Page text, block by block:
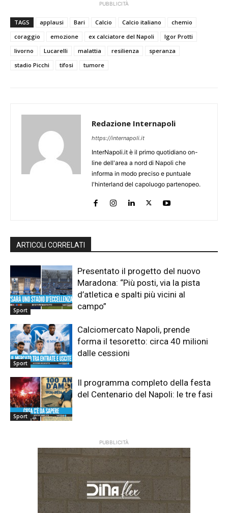
PUBBLICITÀ
TAGS applausi Bari Calcio Calcio italiano
chemio
coraggio
emozione ex calciatore del Napoli
Igor Protti
livorno
Lucarelli malattia resilienza
speranza
stadio Picchi
tifosi tumore
Redazione Internapoli
https://internapoli.it
InterNapoli.it è il primo quotidiano on-
line dell'area a nord di Napoli che
informa in modo preciso e puntuale
l'hinterland del capoluogo partenopeo.
ARTICOLI CORRELATI
Sport
Presentato il progetto del nuovo
Maradona: “Più posti, via la pista
d’atletica e spalti più vicini al
campo”
Sport
Calciomercato Napoli, prende
forma il tesoretto: circa 40 milioni
dalle cessioni
Sport
Il programma completo della festa
del Centenario del Napoli: le tre fasi
PUBBLICITÀ